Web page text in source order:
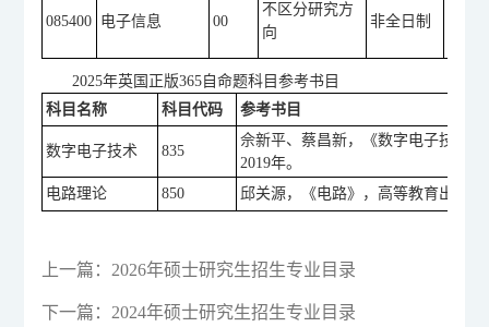
085400 电子信息 00
不区分研究方
向
非全日制
2025年英国正版365自命题科目参考书目
科目名称
科目代码 参考书目
数字电子技术 835
佘新平、蔡昌新，《数字电子技术
2019年。
电路理论
850 邱关源，《电路》，高等教育出版
上一篇： 2026年硕士研究生招生专业目录
下一篇： 2024年硕士研究生招生专业目录